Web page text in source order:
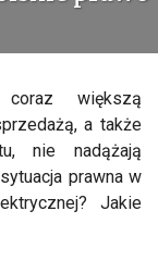
większą
a także
nie nadążają
prawna w
Jakie